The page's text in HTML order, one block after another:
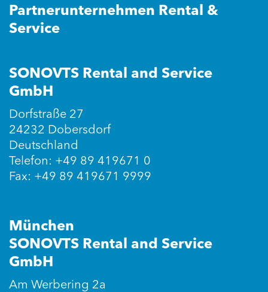
Partnerunternehmen Rental &
Service
SONOVTS Rental and Service
GmbH
Dorfstraße 27
24232 Dobersdorf
Deutschland
Telefon: +49 89 419671 0
Fax: +49 89 419671 9999
München
SONOVTS Rental and Service
GmbH
Am Werbering 2a